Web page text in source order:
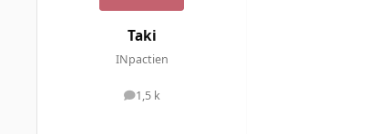
Taki
INpactien
1,5 k
messages